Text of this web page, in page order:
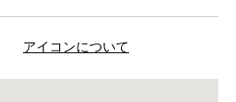
アイコンについて